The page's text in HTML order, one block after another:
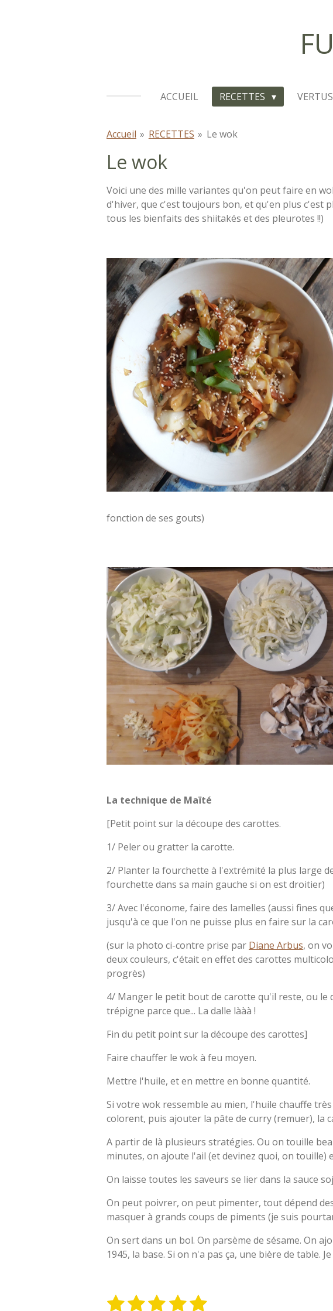
ACCUEIL RECETTES VERTUS
Accueil » RECETTES » Le wok
Le wok
Voici une des mille variantes qu'on peut faire en
d'hiver, que c'est toujours bon, et qu'en plus c'est
tous les bienfaits des shiitakés et des pleurotes !!)
fonction de ses gouts)
La technique de Maïté
[Petit point sur la découpe des carottes.
1/ Peler ou gratter la carotte.
2/ Planter la fourchette à l'extrémité la plus large
fourchette dans sa main gauche si on est droitier)
3/ Avec l'économe, faire des lamelles (aussi fines
jusqu'à ce que l'on ne puisse plus en faire sur la
(sur la photo ci-contre prise par Diane Arbus, on
deux couleurs, c'était en effet des carottes
progrès)
4/ Manger le petit bout de carotte qu'il reste, ou le
trépigne parce que... La dalle lààà !
Fin du petit point sur la découpe des carottes]
Faire chauffer le wok à feu moyen.
Mettre l'huile, et en mettre en bonne quantité.
Si votre wok ressemble au mien, l'huile chauffe
colorent, puis ajouter la pâte de curry (remuer), la
A partir de là plusieurs stratégies. Ou on touille
minutes, on ajoute l'ail (et devinez quoi, on touille)
On laisse toutes les saveurs se lier dans la sauce
On peut poivrer, on peut pimenter, tout dépend
masquer à grands coups de piments (je suis
On sert dans un bol. On parsème de sésame. On
1945, la base. Si on n'a pas ça, une bière de table.
É
1 2 3 4 5
E